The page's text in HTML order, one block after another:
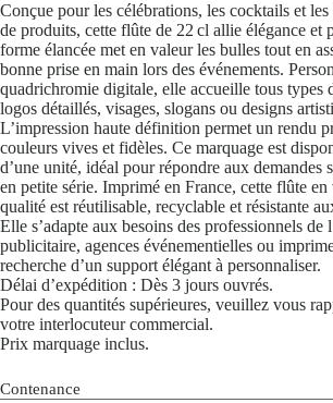
Conçue pour les célébrations, les cocktails et les
de produits, cette flûte de 22 cl allie élégance et
forme élancée met en valeur les bulles tout en
bonne prise en main lors des événements.
quadrichromie digitale, elle accueille tous types
logos détaillés, visages, slogans ou designs
L’impression haute définition permet un rendu
couleurs vives et fidèles. Ce marquage est
d’une unité, idéal pour répondre aux demandes
en petite série. Imprimé en France, cette flûte en
qualité est réutilisable, recyclable et résistante
Elle s’adapte aux besoins des professionnels de
publicitaire, agences événementielles ou
recherche d’un support élégant à personnaliser.
Délai d’expédition : Dès 3 jours ouvrés.
Pour des quantités supérieures, veuillez vous
votre interlocuteur commercial.
Prix marquage inclus.
Contenance